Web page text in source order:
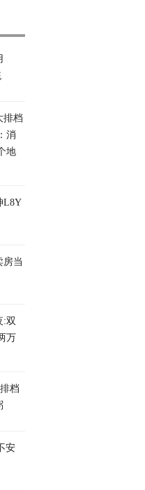
排档
消
地
L8Y
房当
:双
万
档
安